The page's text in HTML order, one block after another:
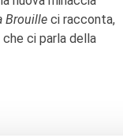
Brouille ci racconta,
ci parla della